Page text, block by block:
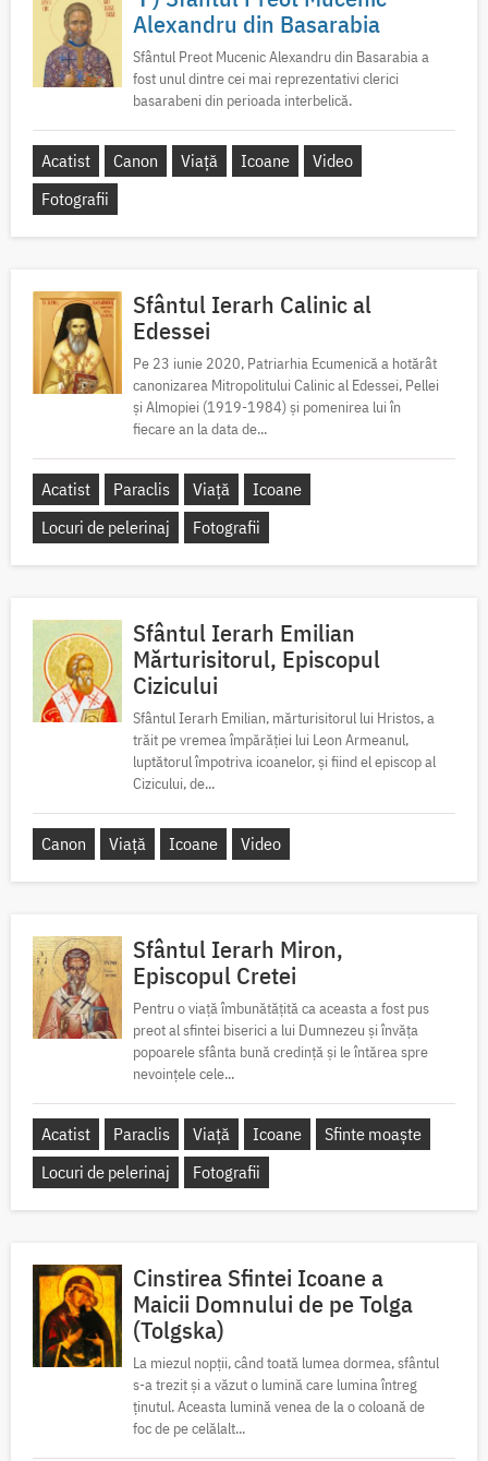
Alexandru din Basarabia
Sfântul Preot Mucenic Alexandru din Basarabia a
fost unul dintre cei mai reprezentativi clerici
basarabeni din perioada interbelică.
Acatist Canon Viață Icoane
Video
Fotografii
Sfântul Ierarh Calinic al
Edessei
Pe 23 iunie 2020, Patriarhia Ecumenică a hotărât
canonizarea Mitropolitului Calinic al Edessei, Pellei
și Almopiei (1919-1984) și pomenirea lui în
fiecare an la data de...
Acatist Paraclis Viață
Icoane
Locuri de pelerinaj
Fotografii
Sfântul Ierarh Emilian
Mărturisitorul, Episcopul
Cizicului
Sfântul Ierarh Emilian, mărturisitorul lui Hristos, a
trăit pe vremea împărăției lui Leon Armeanul,
luptătorul împotriva icoanelor, și fiind el episcop al
Cizicului, de...
Canon Viață Icoane Video
Sfântul Ierarh Miron,
Episcopul Cretei
Pentru o viață îmbunătățită ca aceasta a fost pus
preot al sfintei biserici a lui Dumnezeu și învăța
popoarele sfânta bună credință și le întărea spre
nevoințele cele...
Acatist Paraclis Viață Icoane
Sfinte moaște
Locuri de pelerinaj
Fotografii
Cinstirea Sfintei Icoane a
Maicii Domnului de pe Tolga
(Tolgska)
La miezul nopții, când toată lumea dormea, sfântul
s-a trezit și a văzut o lumină care lumina întreg
ținutul. Aceasta lumină venea de la o coloană de
foc de pe celălalt...